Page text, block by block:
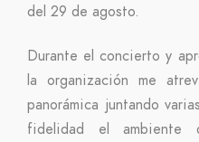
del 29 de agosto.
Durante el concierto y
la organización me
panorámica juntando
fidelidad el